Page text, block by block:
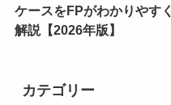
ケースをFPがわかりやすく
解説【2026年版】
カテゴリー